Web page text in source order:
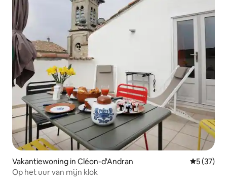
Vakantiewoning in Cléon-d'Andran
5 (37)
Op het uur van mijn klok